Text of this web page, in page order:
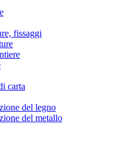
fissaggi
carta
del legno
del metallo